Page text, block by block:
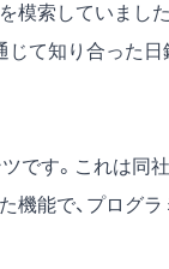
模索していました
じて知り合った日
です。これは同社
機能で、プログラ